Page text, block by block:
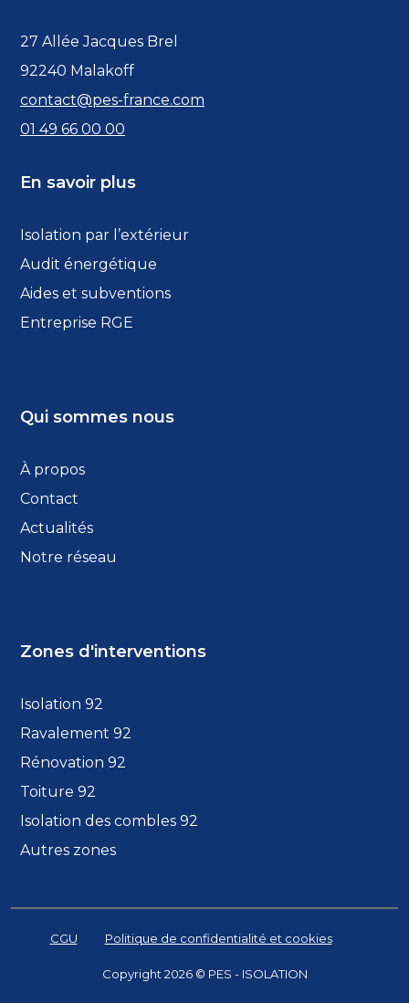
27 Allée Jacques Brel
92240 Malakoff
contact@pes-france.com
01 49 66 00 00
En savoir plus
Isolation par l’extérieur
Audit énergétique
Aides et subventions
Entreprise RGE
Qui sommes nous
À propos
Contact
Actualités
Notre réseau
Zones d'interventions
Isolation 92
Ravalement 92
Rénovation 92
Toiture 92
Isolation des combles 92
Autres zones
CGU Politique de confidentialité et cookies
Copyright 2026 © PES - ISOLATION